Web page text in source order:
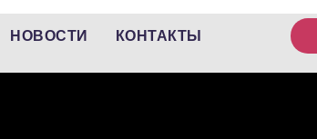
НОВОСТИ КОНТАКТЫ